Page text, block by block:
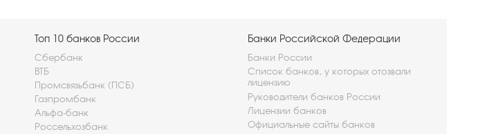
Топ 10 банков России
Сбербанк
ВТБ
Промсвязьбанк (ПСБ)
Газпромбанк
Альфа-банк
Россельхозбанк
Банки Российской Федерации
Банки России
Список банков, у которых отозвали
лицензию
Руководители банков России
Лицензии банков
Официальные сайты банков